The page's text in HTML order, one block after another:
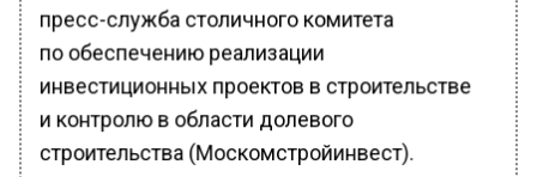
пресс-служба столичного комитета
по обеспечению реализации
инвестиционных проектов в строительстве
и контролю в области долевого
строительства (Москомстройинвест).